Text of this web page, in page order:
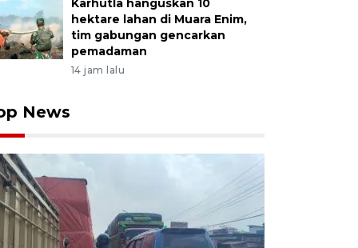
Karhutla hanguskan 10
hektare lahan di Muara Enim,
tim gabungan gencarkan
pemadaman
14 jam lalu
News